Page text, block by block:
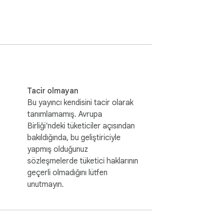
ayarlarını dahi kontrol edebilir.
üzerinde bir kaç saniye tutun.
unutmayın.
Tacir olmayan
Bu yayıncı kendisini tacir olarak
tanımlamamış. Avrupa
Birliği'ndeki tüketiciler açısından
bakıldığında, bu geliştiriciyle
yapmış olduğunuz
sözleşmelerde tüketici haklarının
geçerli olmadığını lütfen
unutmayın.